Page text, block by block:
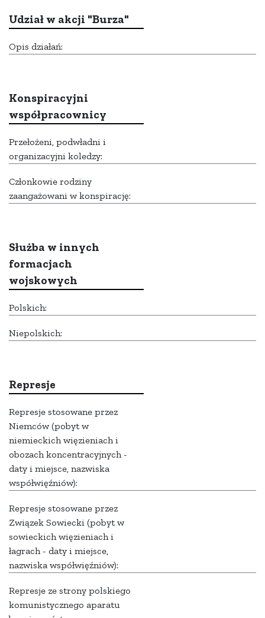
Udział w akcji "Burza"
Opis działań:
Konspiracyjni
współpracownicy
Przełożeni, podwładni i
organizacyjni koledzy:
Członkowie rodziny
zaangażowani w konspirację:
Służba w innych
formacjach
wojskowych
Polskich:
Niepolskich:
Represje
Represje stosowane przez
Niemców (pobyt w
niemieckich więzieniach i
obozach koncentracyjnych -
daty i miejsce, nazwiska
współwięźniów):
Represje stosowane przez
Związek Sowiecki (pobyt w
sowieckich więzieniach i
łagrach - daty i miejsce,
nazwiska współwięźniów):
Represje ze strony polskiego
komunistycznego aparatu